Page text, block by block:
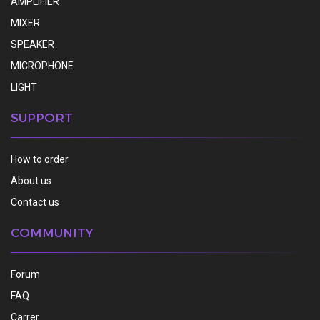
MIXER
SPEAKER
MICROPHONE
LIGHT
SUPPORT
How to order
About us
Contact us
COMMUNITY
Forum
FAQ
Carrer